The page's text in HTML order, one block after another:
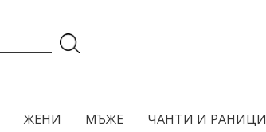
ЖЕНИ МЪЖЕ ЧАНТИ И РАНИЦИ